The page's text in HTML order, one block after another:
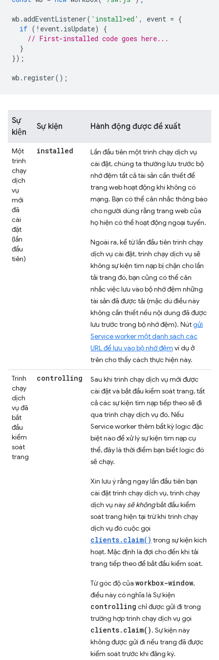
wb .addEventListener( 'install>ed' , event = {
if ( ! event. isUpdate)
{
// First-installed code goes here...
}
});
wb . register();
Sự
kiện
Sự kiện Hành động được đề xuất
Một
trình
chạy
dịch
vụ
mới
đã
cài
đặt
(lần
đầu
tiên)
installed
Lần đầu tiên một trình chạy dịch vụ
cài đặt, chúng ta thường lưu trước bộ
nhớ đệm tất cả tài sản cần thiết để
trang web hoạt động khi không có
mạng. Bạn có thể cân nhắc thông báo
cho người dùng rằng trang web của
họ hiện có thể hoạt động ngoại tuyến.
Ngoài ra, kể từ lần đầu tiên trình chạy
dịch vụ cài đặt, trình chạy dịch vụ sẽ
không sự kiện tìm nạp bị chặn cho lần
tải trang đó, bạn cũng có thể cân
nhắc việc lưu vào bộ nhớ đệm những
tài sản đã được tải (mặc dù điều này
không cần thiết nếu nội dung đã được
lưu trước trong bộ nhớ đệm). Nútgửi
Service worker một danh sách các
URL để lưu vào bộ nhớ đệm ví dụ ở
trên cho thấy cách thực hiện này.
Trình
chạy
dịch
vụ đã
bắt
đầu
kiểm
soát
trang
controlling
Sau khi trình chạy dịch vụ mới được
cài đặt và bắt đầu kiểm soát trang, tất
cả các sự kiện tìm nạp tiếp theo sẽ đi
qua trình chạy dịch vụ đó. Nếu
Service worker thêm bất kỳ logic đặc
biệt nào để xử lý sự kiện tìm nạp cụ
thể, đây là thời điểm bạn biết logic đó
sẽ chạy.
Xin lưu ý rằng ngay lần đầu tiên bạn
cài đặt trình chạy dịch vụ, trình chạy
dịch vụ này sẽ khôngbắt đầu kiểm
soát trang hiện tại trừ khi trình chạy
dịch vụ đó cuộc gọi
clients.claim() trong sự kiện kích
hoạt. Mặc định là đợi cho đến khi tải
trang tiếp theo để bắt đầu kiểm soát.
Từ góc độ của workbox-window,
điều này có nghĩa là Sự kiện
controlling chỉ được gửi đi trong
trường hợp trình chạy dịch vụ gọi
clients.claim(). Sự kiện này
không được gửi đi nếu trang đã được
kiểm soát trước khi đăng ký.